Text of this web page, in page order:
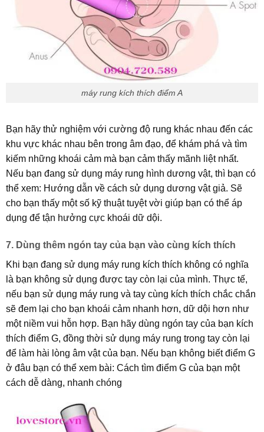
máy rung kích thích điểm A
Bạn hãy thử nghiệm với cường độ rung khác nhau đến các
khu vực khác nhau bên trong âm đạo, để khám phá và tìm
kiếm những khoái cảm mà bạn cảm thấy mãnh liệt nhất.
Nếu bạn đang sử dụng máy rung hình dương vật, thì bạn có
thể xem: Hướng dẫn về cách sử dụng dương vật giả. Sẽ
cho bạn thấy một số kỹ thuật tuyệt vời giúp bạn có thể áp
dụng để tận hưởng cực khoái dữ dội.
7. Dùng thêm ngón tay của bạn vào cùng kích thích
Khi bạn đang sử dụng máy rung kích thích không có nghĩa
là bạn không sử dụng được tay còn lại của mình. Thực tế,
nếu bạn sử dụng máy rung và tay cùng kích thích chắc chắn
sẽ đem lại cho bạn khoái cảm nhanh hơn, dữ dội hơn như
một niềm vui hỗn hợp. Bạn hãy dùng ngón tay của bạn kích
thích điểm G, đồng thời sử dụng máy rung trong tay còn lại
để làm hài lòng âm vật của bạn. Nếu bạn không biết điểm G
ở đâu bạn có thể xem bài: Cách tìm điểm G của bạn một
cách dễ dàng, nhanh chóng